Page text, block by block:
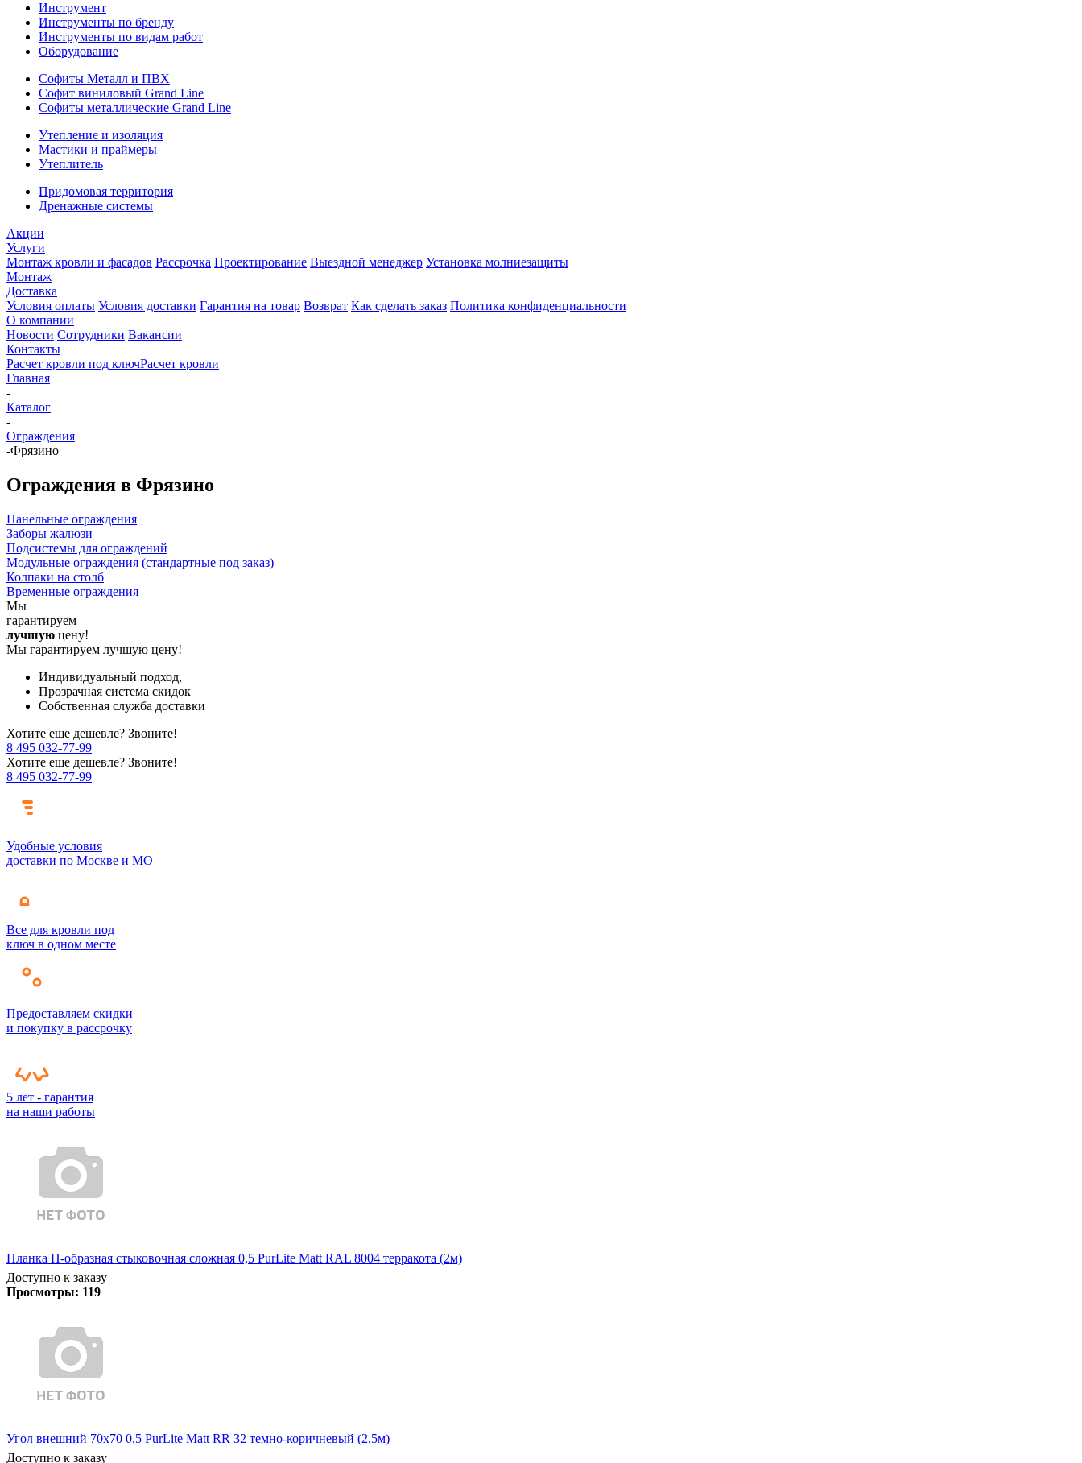
Инструмент
Инструменты по бренду
Инструменты по видам работ
Оборудование
Софиты Металл и ПВХ
Софит виниловый Grand Line
Софиты металлические Grand Line
Утепление и изоляция
Мастики и праймеры
Утеплитель
Придомовая территория
Дренажные системы
Акции
Услуги
Монтаж кровли и фасадов Рассрочка Проектирование Выездной менеджер Установка молниезащиты
Монтаж
Доставка
Условия оплаты Условия доставки Гарантия на товар Возврат Как сделать заказ Политика конфиденциальности
О компании
Новости Сотрудники Вакансии
Контакты
Расчет кровли под ключРасчет кровли
Главная
-
Каталог
-
Ограждения
-Фрязино
Ограждения в Фрязино
Панельные ограждения
Заборы жалюзи
Подсистемы для ограждений
Модульные ограждения (стандартные под заказ)
Колпаки на столб
Временные ограждения
Мы
гарантируем
лучшую цену!
Мы гарантируем лучшую цену!
Индивидуальный подход,
Прозрачная система скидок
Собственная служба доставки
Хотите еще дешевле? Звоните!
8 495 032-77-99
Хотите еще дешевле? Звоните!
8 495 032-77-99
Удобные условия
доставки по Москве и МО
Все для кровли под
ключ в одном месте
Предоставляем скидки
и покупку в рассрочку
5 лет - гарантия
на наши работы
Планка Н-образная стыковочная сложная 0,5 PurLite Matt RAL 8004 терракота (2м)
Доступно к заказу
Просмотры: 119
Угол внешний 70х70 0,5 PurLite Matt RR 32 темно-коричневый (2,5м)
Доступно к заказу